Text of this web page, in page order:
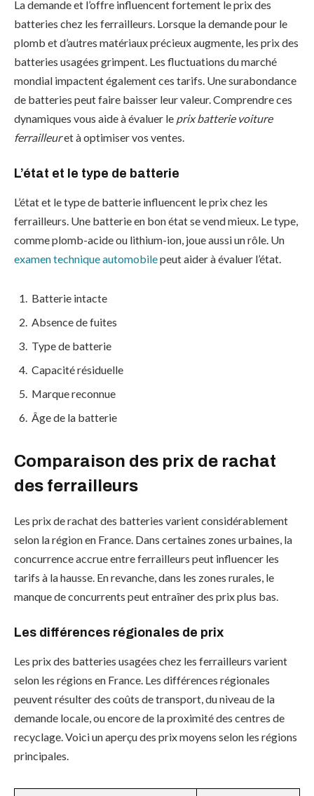
La demande et l’offre influencent fortement le prix des
batteries chez les ferrailleurs. Lorsque la demande pour le
plomb et d’autres matériaux précieux augmente, les prix des
batteries usagées grimpent. Les fluctuations du marché
mondial impactent également ces tarifs. Une surabondance
de batteries peut faire baisser leur valeur. Comprendre ces
dynamiques vous aide à évaluer le prix batterie voiture
ferrailleuret à optimiser vos ventes.
L’état et le type de batterie
L’état et le type de batterie influencent le prix chez les
ferrailleurs. Une batterie en bon état se vend mieux. Le type,
comme plomb-acide ou lithium-ion, joue aussi un rôle. Un
examen technique automobilepeut aider à évaluer l’état.
Batterie intacte
Absence de fuites
Type de batterie
Capacité résiduelle
Marque reconnue
Âge de la batterie
Comparaison des prix de rachat
des ferrailleurs
Les prix de rachat des batteries varient considérablement
selon la région en France. Dans certaines zones urbaines, la
concurrence accrue entre ferrailleurs peut influencer les
tarifs à la hausse. En revanche, dans les zones rurales, le
manque de concurrents peut entraîner des prix plus bas.
Les différences régionales de prix
Les prix des batteries usagées chez les ferrailleurs varient
selon les régions en France. Les différences régionales
peuvent résulter des coûts de transport, du niveau de la
demande locale, ou encore de la proximité des centres de
recyclage. Voici un aperçu des prix moyens selon les régions
principales.